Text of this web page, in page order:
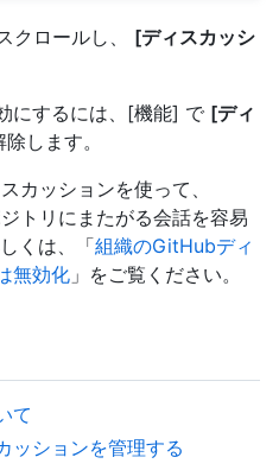
クロールし、 [ディスカッシ
にするには、[機能] で [ディ
します。
カッションを使って、
トリにまたがる会話を容易
くは、「組織のGitHubディ
無効化 」をご覧ください。
て
ッションを管理する